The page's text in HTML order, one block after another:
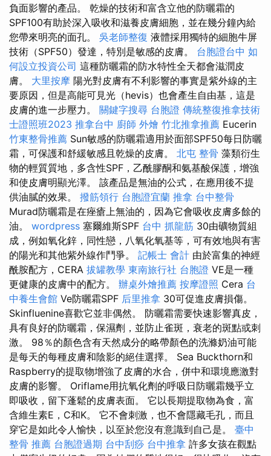
負面影響的產品。 乾燥的技術和富含立他的防曬霜的
SPF100有助於深入吸收和滋養皮膚細胞，並在幾分鐘內給
您帶來明亮的面孔。 吳老師整復 液體採用獨特的細胞牛屏
技術（SPF50）發達，特別是敏感的皮膚。 台胞證台中 如
何設立投資公司 這種防曬霜的防水特性全天都會滋潤皮
膚。 大里按摩 陽光對皮膚有不利影響的事實是紫外線的主
要原因，但是高能可見光（hevis）也會產生自由基，這是
皮膚的進一步壓力。 關鍵字搜尋 台胞證 傳統整復推拿技術
士證照班2023 推拿台中 廚師 外燴 竹北推拿推薦 Eucerin
竹東整骨推薦 Sun敏感的防曬霜適用於面部SPF50每日防曬
霜，可保護和舒緩敏感且乾燥的皮膚。 北屯 整骨 藻類衍生
物的輕質質地，多含性SPF，乙酰膠酮和氨基酸保護，增強
和使皮膚明顯光澤。 該產品是無油的公式，在應用後不提
供油膩的效果。 撥筋領行 台胞證宜蘭 推拿 台中整骨
Murad防曬霜是在痤瘡上無油的，因為它會吸收皮膚多餘的
油。 wordpress 塞爾維斯SPF 台中 抓龍筋 30由礦物質組
成，例如氧化鋅，同性戀，八氧化氧基等，可有效地與有害
的陽光和其他紫外線作鬥爭。 記帳士 會計 由於富集的神經
酰胺配方，CERA 拔罐教學 東南旅行社 台胞證 VE是一種
更健康的皮膚中的配方。 辦桌外燴推薦 按摩證照 Cera 台
中養生會館 Ve防曬霜SPF 后里推拿 30可促進皮膚損傷。
Skinfluenine喜歡它並非偶然。 防曬霜需要快速影響真皮，
具有良好的防曬霜，保濕劑，並防止雀斑，衰老的斑點或刺
激。 98％的顏色含有天然成分的略帶顏色的洗滌奶油可能
是每天的每種皮膚和陰影的絕佳選擇。 Sea Buckthorn和
Raspberry的提取物增強了皮膚的水合，併中和環境應激對
皮膚的影響。 Oriflame用抗氧化劑的呼吸日防曬霜幾乎立
即吸收，留下蓬鬆的皮膚表面。 它以長期提取物為食，富
含維生素E，C和K。 它不會刺激，也不會隱藏毛孔，而且
穿它是如此令人愉快，以至於您沒有意識到自己是。 臺中
整骨 推薦 台胞證過期 台中刮痧 台中推拿 許多女孩在觀點